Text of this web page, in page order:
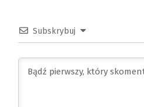
Subskrybuj